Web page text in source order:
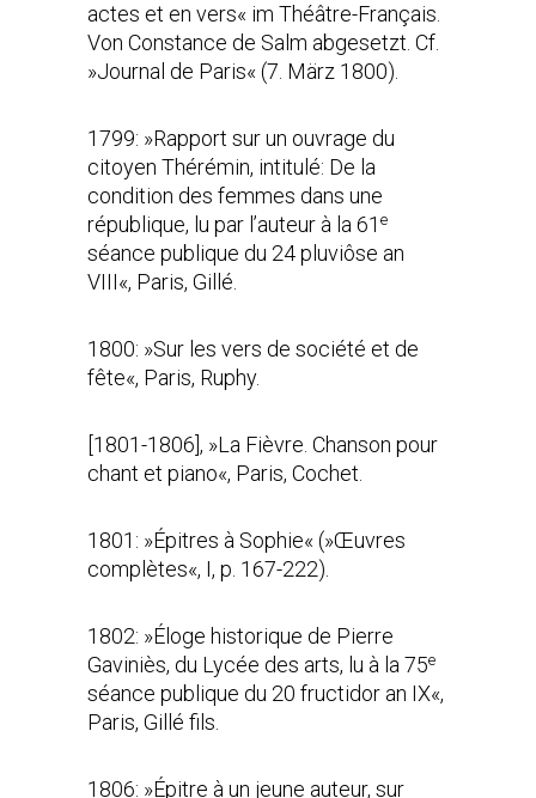
actes et en vers« im Théâtre-Français.
Von Constance de Salm abgesetzt. Cf.
»Journal de Paris« (7. März 1800).
1799: »Rapport sur un ouvrage du
citoyen Thérémin, intitulé: De la
condition des femmes dans une
république, lu par l’auteur à la 61 e
séance publique du 24 pluviôse an
VIII«, Paris, Gillé.
1800: »Sur les vers de société et de
fête«, Paris, Ruphy.
[1801-1806], »La Fièvre. Chanson pour
chant et piano«, Paris, Cochet.
1801: »Épitres à Sophie« (»Œuvres
complètes«, I, p. 167-222).
1802: »Éloge historique de Pierre
Gaviniès, du Lycée des arts, lu à la 75e
séance publique du 20 fructidor an IX«,
Paris, Gillé fils.
1806: »Épitre à un jeune auteur, sur